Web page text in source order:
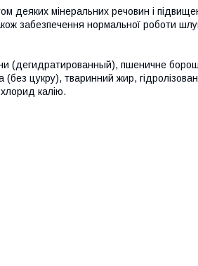
деяких мінеральних речовин і
забезпечення нормальної роботи
(дегидратированный), пшеничне
цукру), тваринний жир,
калію.